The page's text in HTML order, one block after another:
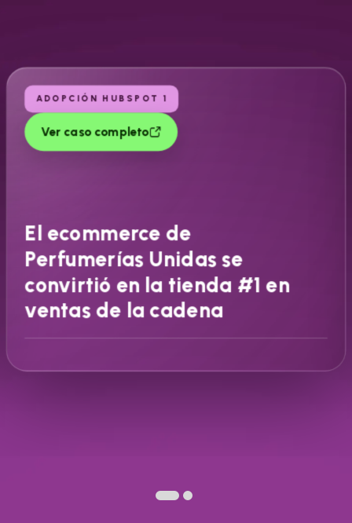
ADOPCIÓN HUBSPOT 1
Ver caso completo
El ecommerce de
Perfumerías Unidas se
convirtió en la tienda #1 en
ventas de la cadena